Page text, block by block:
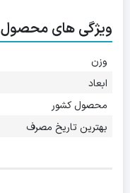
ویژگی های محصول
وزن
ابعاد
محصول کشور
بهترین تاریخ مصرف